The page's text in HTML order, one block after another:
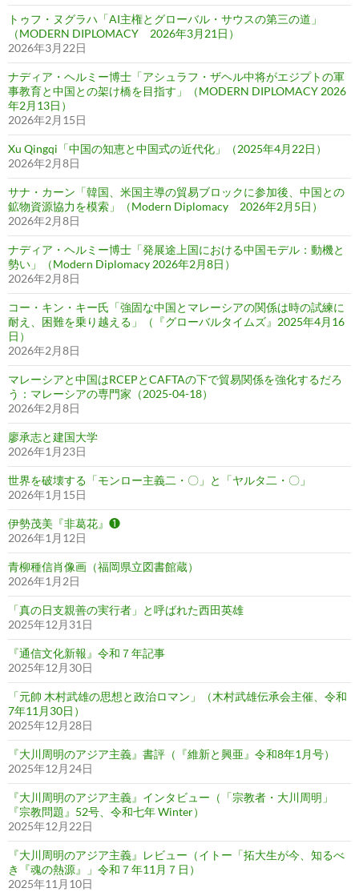
トゥフ・ヌグラハ「AI主権とグローバル・サウスの第三の道」
（MODERN DIPLOMACY 2026年3月21日）
2026年3月22日
ナディア・ヘルミー博士「アシュラフ・ザヘル中将がエジプトの軍
事教育と中国との架け橋を目指す」（MODERN DIPLOMACY 2026
年2月13日）
2026年2月15日
Xu Qingqi「中国の知恵と中国式の近代化」（2025年4月22日）
2026年2月8日
サナ・カーン「韓国、米国主導の貿易ブロックに参加後、中国との
鉱物資源協力を模索」（Modern Diplomacy 2026年2月5日）
2026年2月8日
ナディア・ヘルミー博士「発展途上国における中国モデル：動機と
勢い」（Modern Diplomacy 2026年2月8日）
2026年2月8日
コー・キン・キー氏「強固な中国とマレーシアの関係は時の試練に
耐え、困難を乗り越える」（『グローバルタイムズ』2025年4月16
日）
2026年2月8日
マレーシアと中国はRCEPとCAFTAの下で貿易関係を強化するだろ
う：マレーシアの専門家（2025-04-18）
2026年2月8日
廖承志と建国大学
2026年1月23日
世界を破壊する「モンロー主義二・〇」と「ヤルタ二・〇」
2026年1月15日
伊勢茂美『非葛花』❶
2026年1月12日
青柳種信肖像画（福岡県立図書館蔵）
2026年1月2日
「真の日支親善の実行者」と呼ばれた西田英雄
2025年12月31日
『通信文化新報』令和７年記事
2025年12月30日
「元帥 木村武雄の思想と政治ロマン」（木村武雄伝承会主催、令和
7年11月30日）
2025年12月28日
『大川周明のアジア主義』書評（『維新と興亜』令和8年1月号）
2025年12月24日
『大川周明のアジア主義』インタビュー（「宗教者・大川周明」
『宗教問題』52号、令和七年 Winter）
2025年12月22日
『大川周明のアジア主義』レビュー（イトー「拓大生が今、知るべ
き『魂の熱源』」令和７年11月７日）
2025年11月10日